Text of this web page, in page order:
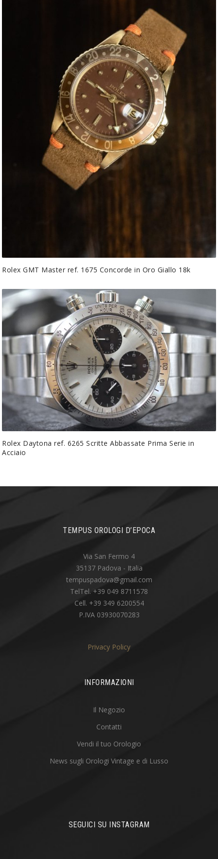
Rolex GMT Master ref. 1675 Concorde in Oro Giallo 18k
Rolex Daytona ref. 6265 Scritte Abbassate Prima Serie in
Acciaio
TEMPUS OROLOGI D’EPOCA
Via San Fermo 4
35137 Padova - Italia
tempuspadova@gmail.com
TelTel. +39 049 8711578
Cell. +39 349 6200554
P.IVA 03930070283
Privacy Policy
INFORMAZIONI
Il Negozio
Contatti
Vendi il tuo Orologio
News sugli Orologi Vintage e di Lusso
SEGUICI SU INSTAGRAM